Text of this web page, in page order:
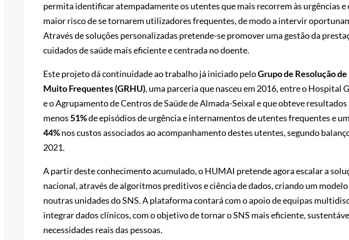
permita identificar atempadamente os utentes que mais recorrem às urgências e
maior risco de se tornarem utilizadores frequentes, de modo a intervir
Através de soluções personalizadas pretende-se promover uma gestão da
cuidados de saúde mais eficiente e centrada no doente.
Este projeto dá continuidade ao trabalho já iniciado peloGrupo de Resolução
Muito Frequentes (GRHU), uma parceria que nasceu em 2016, entre o Hospital
e o Agrupamento de Centros de Saúde de Almada-Seixal e que obteve
menos51%de episódios de urgência e internamentos de utentes frequentes e
44%nos custos associados ao acompanhamento destes utentes, segundo
2021.
A partir deste conhecimento acumulado, o HUMAI pretende agora escalar a
nacional, através de algoritmos preditivos e ciência de dados, criando um
noutras unidades do SNS. A plataforma contará com o apoio de equipas
integrar dados clínicos, com o objetivo de tornar o SNS mais eficiente,
necessidades reais das pessoas.